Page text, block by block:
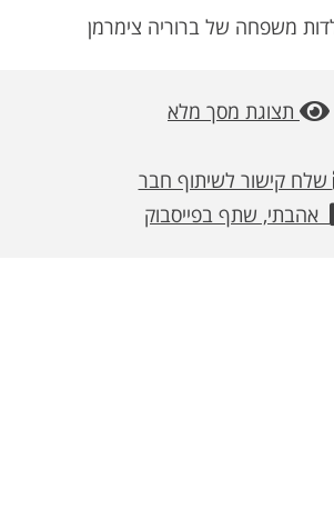
משלוחיםמשפחה של ברוריה צימרמן
תצוגת מסך מלא
שלח קישור לשיתוף חבר
אהבתי, שתף בפייסבוק